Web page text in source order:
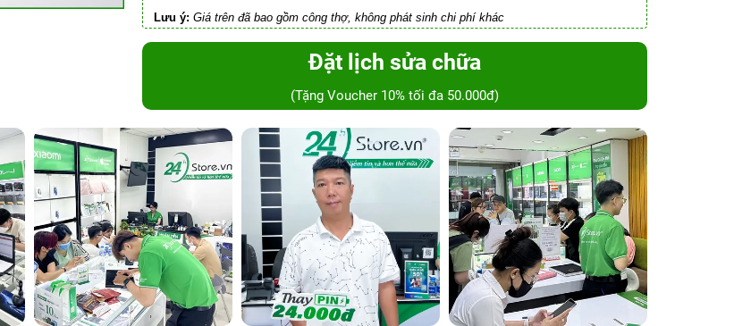
Lưu ý: Giá trên đã bao gồm công thợ, không phát sinh chi phí khác
Đặt lịch sửa chữa
(Tặng Voucher 10% tối đa 50.000đ)